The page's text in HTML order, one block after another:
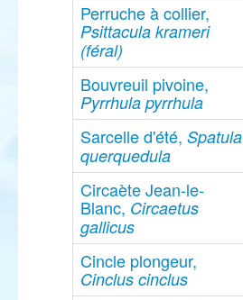
Perruche à collier,
Psittacula krameri
(féral)
Bouvreuil pivoine,
Pyrrhula pyrrhula
Sarcelle d'été, Spatula
querquedula
Circaète Jean-le-
Blanc, Circaetus
gallicus
Cincle plongeur,
Cinclus cinclus